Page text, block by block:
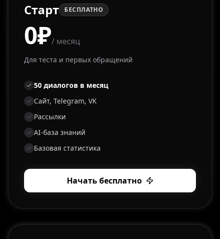
Старт БЕСПЛАТНО
0₽/ месяц
Для теста и первых обращений
50 диалогов в месяц
Сайт, Telegram, VK
Рассылки
AI-база знаний
Базовая статистика
Начать бесплатно